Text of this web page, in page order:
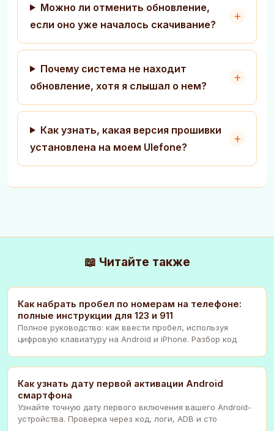
Можно ли отменить обновление,
если оно уже началось скачивание?
Почему система не находит
обновление, хотя я слышал о нем?
Как узнать, какая версия прошивки
установлена на моем Ulefone?
📖 Читайте также
Как набрать пробел по номерам на телефоне:
полные инструкции для 123 и 911
Полное руководство: как ввести пробел, используя
цифровую клавиатуру на Android и iPhone. Разбор код
Как узнать дату первой активации Android
смартфона
Узнайте точную дату первого включения вашего Android-
устройства. Проверка через код, логи, ADB и сто